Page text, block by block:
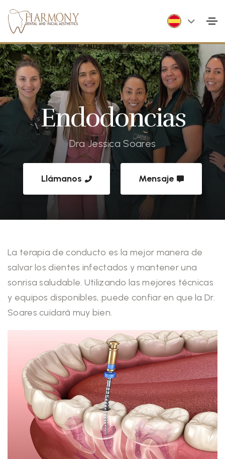
Endodoncias
Dra Jessica Soares
Llámanos Mensaje
La terapia de conducto es la mejor manera de
salvar los dientes infectados y mantener una
sonrisa saludable. Utilizando las mejores técnicas
y equipos disponibles, puede confiar en que la Dr.
Soares cuidará muy bien.